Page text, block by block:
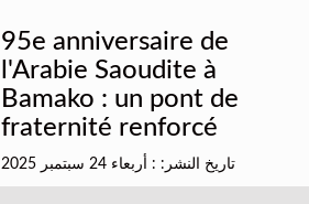
95e anniversaire de
l'Arabie Saoudite à
Bamako : un pont de
fraternité renforcé
تاريخ النشر: : أربعاء 24 سبتمبر 2025